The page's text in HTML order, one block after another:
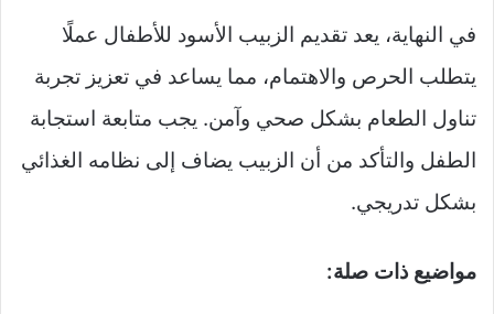
في النهاية، يعد تقديم الزبيب الأسود للأطفال عملًا
يتطلب الحرص والاهتمام، مما يساعد في تعزيز تجربة
تناول الطعام بشكل صحي وآمن. يجب متابعة استجابة
الطفل والتأكد من أن الزبيب يضاف إلى نظامه الغذائي
بشكل تدريجي.
مواضيع ذات صلة: